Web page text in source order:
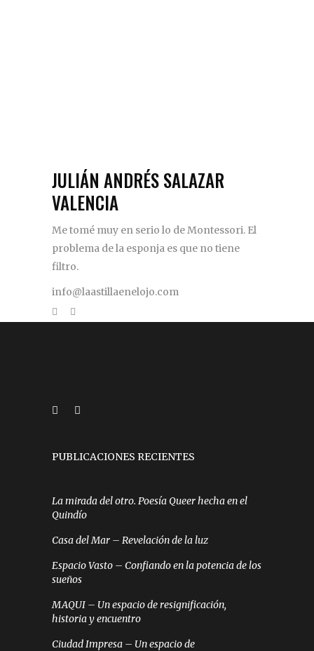
JULIÁN ANDRÉS SALAZAR
VALENCIA
Me tomé muy en serio lo de Montessori. El
problema de la esponja es que no tiene
filtro.
info@laastillaenelojo.com
PUBLICACIONES RECIENTES
La mirada del otro. Poesía Queer hecha en el
Quindío
Casa del Mar – Revelación de la luz
Espacio Vasto – Confiando en la potencia de los
sueños
MAQUI – Un espacio de resignificación,
historia y encuentro
Ciudad Impresa – Un espacio de